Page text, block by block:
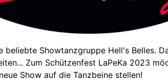
beliebte Showtanzgruppe Hell's Belles.
Zum Schützenfest LaPeKa 2023
Show auf die Tanzbeine stellen!